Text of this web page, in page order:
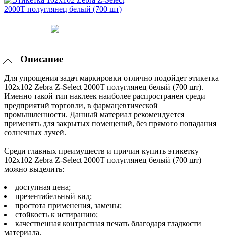
Описание
Для упрощения задач маркировки отлично подойдет этикетка
102x102 Zebra Z-Select 2000T полуглянец белый (700 шт).
Именно такой тип наклеек наиболее распространен среди
предприятий торговли, в фармацевтической
промышленности. Данный материал рекомендуется
применять для закрытых помещений, без прямого попадания
солнечных лучей.
Среди главных преимуществ и причин купить этикетку
102x102 Zebra Z-Select 2000T полуглянец белый (700 шт)
можно выделить:
доступная цена;
презентабельный вид;
простота применения, замены;
стойкость к истиранию;
качественная контрастная печать благодаря гладкости
материала.